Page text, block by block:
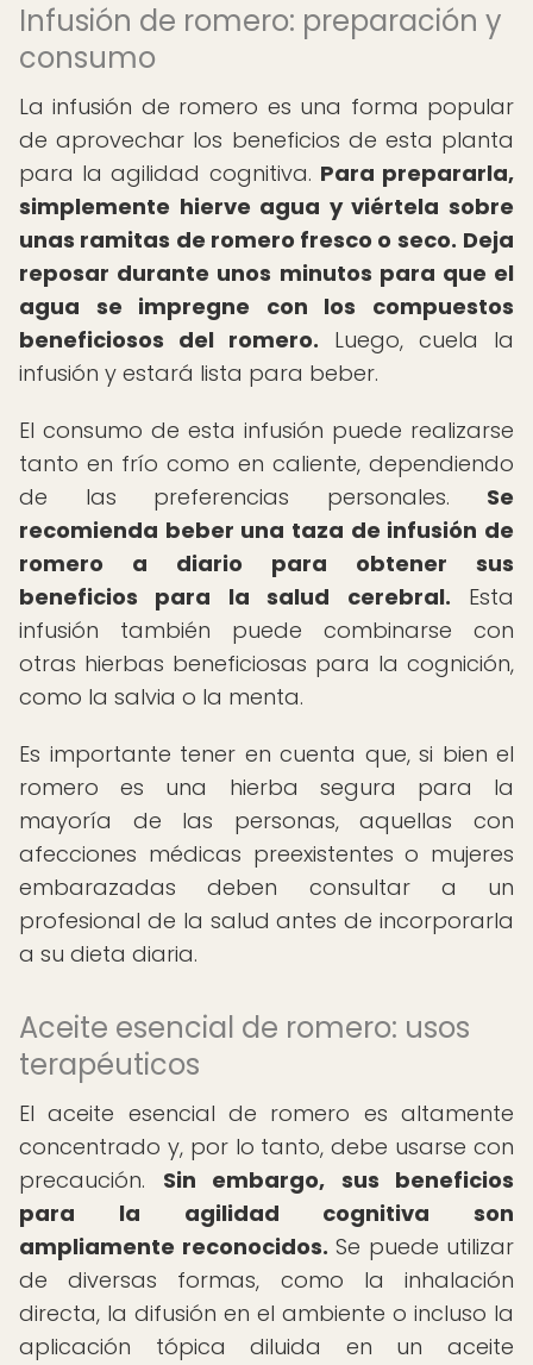
Infusión de romero: preparación y
consumo
La infusión de romero es una forma popular
de aprovechar los beneficios de esta planta
para la agilidad cognitiva. Para prepararla,
simplemente hierve agua y viértela sobre
unas ramitas de romero fresco o seco. Deja
reposar durante unos minutos para que el
agua se impregne con los compuestos
beneficiosos del romero. Luego, cuela la
infusión y estará lista para beber.
El consumo de esta infusión puede realizarse
tanto en frío como en caliente, dependiendo
de las preferencias personales. Se
recomienda beber una taza de infusión de
romero a diario para obtener sus
beneficios para la salud cerebral. Esta
infusión también puede combinarse con
otras hierbas beneficiosas para la cognición,
como la salvia o la menta.
Es importante tener en cuenta que, si bien el
romero es una hierba segura para la
mayoría de las personas, aquellas con
afecciones médicas preexistentes o mujeres
embarazadas deben consultar a un
profesional de la salud antes de incorporarla
a su dieta diaria.
Aceite esencial de romero: usos
terapéuticos
El aceite esencial de romero es altamente
concentrado y, por lo tanto, debe usarse con
precaución. Sin embargo, sus beneficios
para la agilidad cognitiva son
ampliamente reconocidos. Se puede utilizar
de diversas formas, como la inhalación
directa, la difusión en el ambiente o incluso la
aplicación tópica diluida en un aceite